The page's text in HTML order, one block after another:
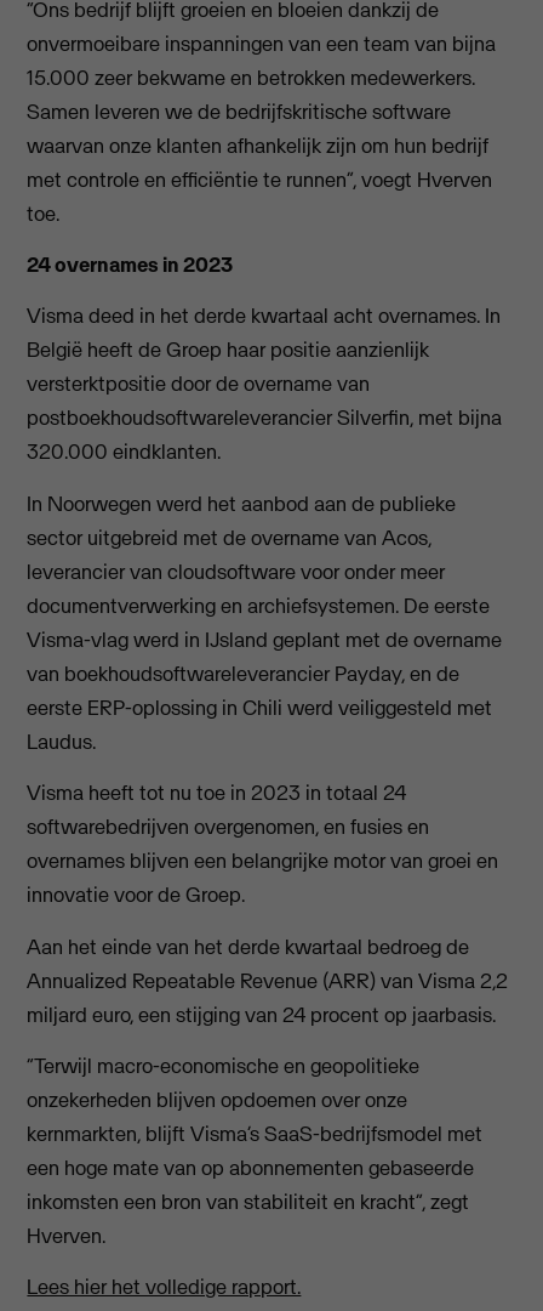
“Ons bedrijf blijft groeien en bloeien dankzij de
onvermoeibare inspanningen van een team van bijna
15.000 zeer bekwame en betrokken medewerkers.
Samen leveren we de bedrijfskritische software
waarvan onze klanten afhankelijk zijn om hun bedrijf
met controle en efficiëntie te runnen”, voegt Hverven
toe.
24 overnames in 2023
Visma deed in het derde kwartaal acht overnames. In
België heeft de Groep haar positie aanzienlijk
versterktpositie door de overname van
postboekhoudsoftwareleverancier Silverfin, met bijna
320.000 eindklanten.
In Noorwegen werd het aanbod aan de publieke
sector uitgebreid met de overname van Acos,
leverancier van cloudsoftware voor onder meer
documentverwerking en archiefsystemen. De eerste
Visma-vlag werd in IJsland geplant met de overname
van boekhoudsoftwareleverancier Payday, en de
eerste ERP-oplossing in Chili werd veiliggesteld met
Laudus.
Visma heeft tot nu toe in 2023 in totaal 24
softwarebedrijven overgenomen, en fusies en
overnames blijven een belangrijke motor van groei en
innovatie voor de Groep.
Aan het einde van het derde kwartaal bedroeg de
Annualized Repeatable Revenue (ARR) van Visma 2,2
miljard euro, een stijging van 24 procent op jaarbasis.
“Terwijl macro-economische en geopolitieke
onzekerheden blijven opdoemen over onze
kernmarkten, blijft Visma’s SaaS-bedrijfsmodel met
een hoge mate van op abonnementen gebaseerde
inkomsten een bron van stabiliteit en kracht”, zegt
Hverven.
Lees hier het volledige rapport.